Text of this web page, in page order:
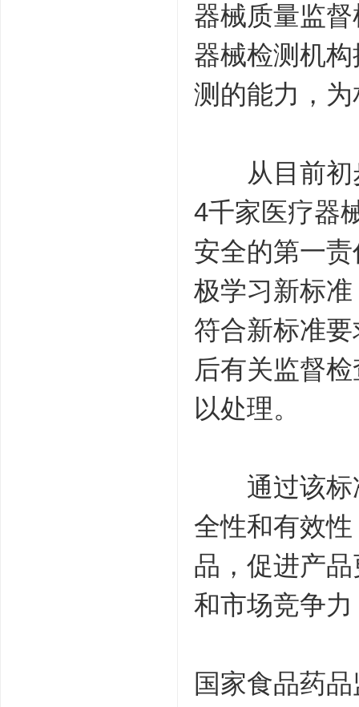
器械质量监
器械检测机
测的能力，
从目前初步
4千家医疗器
安全的第一
极学习新标
符合新标准
后有关监督
以处理。
通过该标准
全性和有效
品，促进产
和市场竞争
国家食品药